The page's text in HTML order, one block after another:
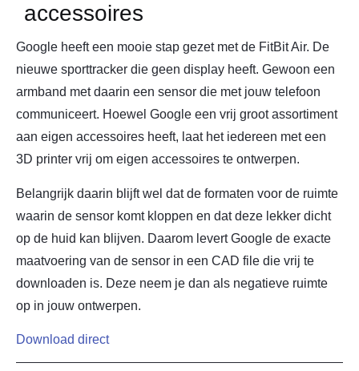
accessoires
Google heeft een mooie stap gezet met de FitBit Air. De
nieuwe sporttracker die geen display heeft. Gewoon een
armband met daarin een sensor die met jouw telefoon
communiceert. Hoewel Google een vrij groot assortiment
aan eigen accessoires heeft, laat het iedereen met een
3D printer vrij om eigen accessoires te ontwerpen.
Belangrijk daarin blijft wel dat de formaten voor de ruimte
waarin de sensor komt kloppen en dat deze lekker dicht
op de huid kan blijven. Daarom levert Google de exacte
maatvoering van de sensor in een CAD file die vrij te
downloaden is. Deze neem je dan als negatieve ruimte
op in jouw ontwerpen.
Download direct